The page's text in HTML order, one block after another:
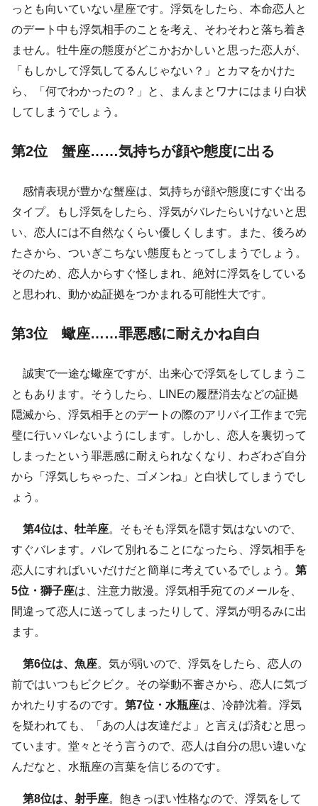
っとも向いていない星座です。浮気をしたら、本命恋人と
のデート中も浮気相手のことを考え、そわそわと落ち着き
ません。牡牛座の態度がどこかおかしいと思った恋人が、
「もしかして浮気してるんじゃない？」とカマをかけた
ら、「何でわかったの？」と、まんまとワナにはまり白状
してしまうでしょう。
第2位 蟹座……気持ちが顔や態度に出る
感情表現が豊かな蟹座は、気持ちが顔や態度にすぐ出る
タイプ。もし浮気をしたら、浮気がバレたらいけないと思
い、恋人には不自然なくらい優しくします。また、後ろめ
たさから、ついぎこちない態度もとってしまうでしょう。
そのため、恋人からすぐ怪しまれ、絶対に浮気をしている
と思われ、動かぬ証拠をつかまれる可能性大です。
第3位 蠍座……罪悪感に耐えかね自白
誠実で一途な蠍座ですが、出来心で浮気をしてしまうこ
ともあります。そうしたら、LINEの履歴消去などの証拠
隠滅から、浮気相手とのデートの際のアリバイ工作まで完
璧に行いバレないようにします。しかし、恋人を裏切って
しまったという罪悪感に耐えられなくなり、わざわざ自分
から「浮気しちゃった、ゴメンね」と白状してしまうでし
ょう。
第4位は、牡羊座。そもそも浮気を隠す気はないので、
すぐバレます。バレて別れることになったら、浮気相手を
恋人にすればいいだけだと簡単に考えているでしょう。 第
5位・獅子座は、注意力散漫。浮気相手宛てのメールを、
間違って恋人に送ってしまったりして、浮気が明るみに出
ます。
第6位は、魚座。気が弱いので、浮気をしたら、恋人の
前ではいつもビクビク。その挙動不審さから、恋人に気づ
かれたりするのです。 第7位・水瓶座は、冷静沈着。浮気
を疑われても、「あの人は友達だよ」と言えば済むと思っ
ています。堂々とそう言うので、恋人は自分の思い違いな
んだなと、水瓶座の言葉を信じるのです。
第8位は、射手座。飽きっぽい性格なので、浮気をして